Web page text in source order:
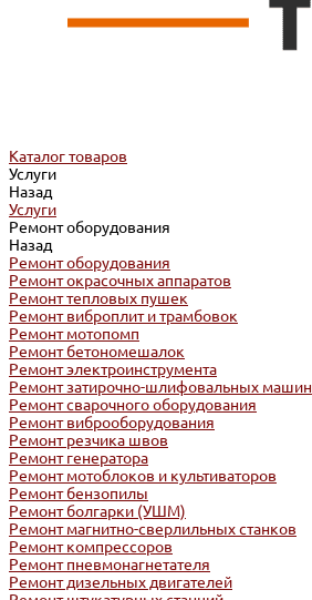
Каталог товаров
Услуги
Назад
Услуги
Ремонт оборудования
Назад
Ремонт оборудования
Ремонт окрасочных аппаратов
Ремонт тепловых пушек
Ремонт виброплит и трамбовок
Ремонт мотопомп
Ремонт бетономешалок
Ремонт электроинструмента
Ремонт затирочно-шлифовальных машин
Ремонт сварочного оборудования
Ремонт виброоборудования
Ремонт резчика швов
Ремонт генератора
Ремонт мотоблоков и культиваторов
Ремонт бензопилы
Ремонт болгарки (УШМ)
Ремонт магнитно-сверлильных станков
Ремонт компрессоров
Ремонт пневмонагнетателя
Ремонт дизельных двигателей